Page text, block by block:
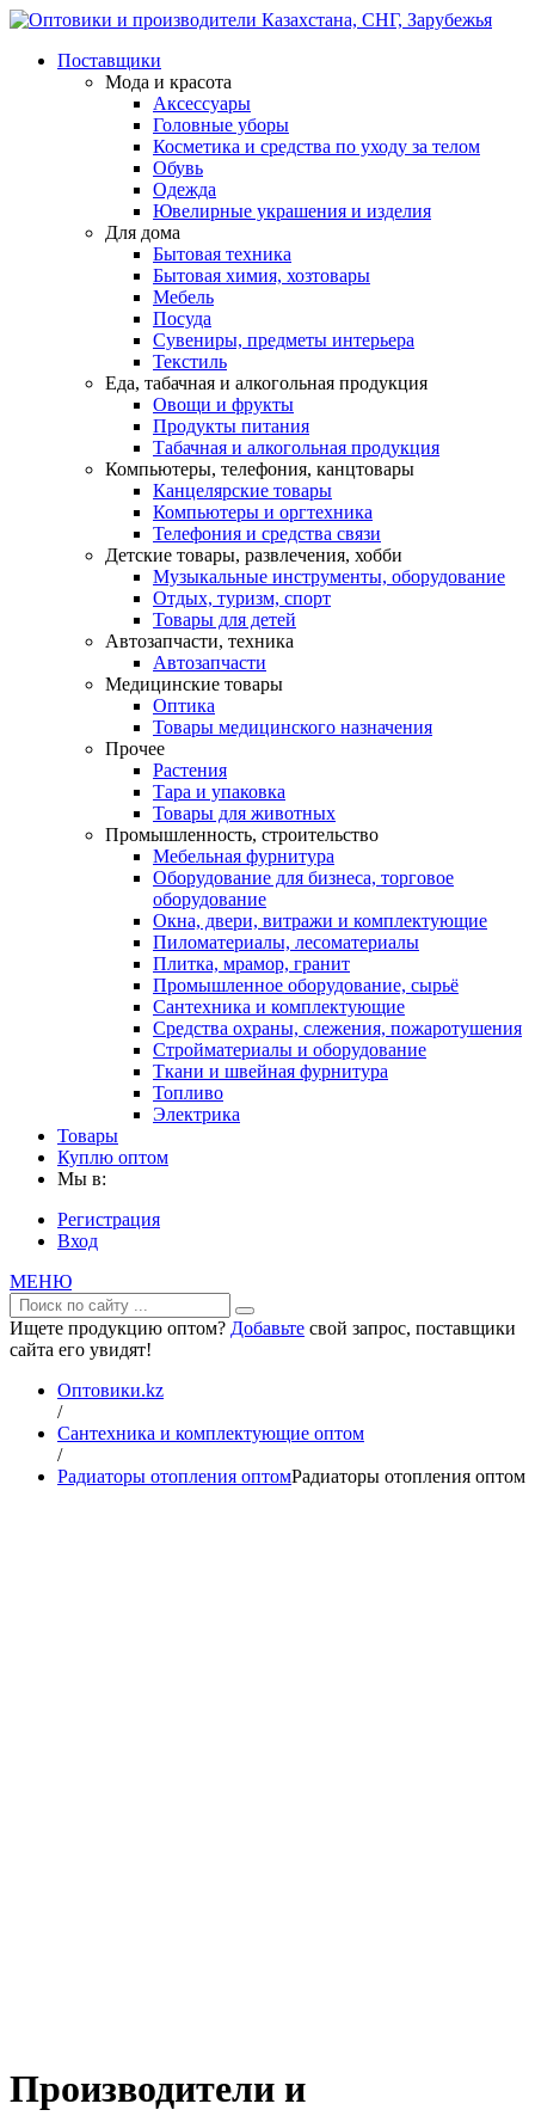
Поставщики
Мода и красота
Аксессуары
Головные уборы
Косметика и средства по уходу за телом
Обувь
Одежда
Ювелирные украшения и изделия
Для дома
Бытовая техника
Бытовая химия, хозтовары
Мебель
Посуда
Сувениры, предметы интерьера
Текстиль
Еда, табачная и алкогольная продукция
Овощи и фрукты
Продукты питания
Табачная и алкогольная продукция
Компьютеры, телефония, канцтовары
Канцелярские товары
Компьютеры и оргтехника
Телефония и средства связи
Детские товары, развлечения, хобби
Музыкальные инструменты, оборудование
Отдых, туризм, спорт
Товары для детей
Автозапчасти, техника
Автозапчасти
Медицинские товары
Оптика
Товары медицинского назначения
Прочее
Растения
Тара и упаковка
Товары для животных
Промышленность, строительство
Мебельная фурнитура
Оборудование для бизнеса, торговое
оборудование
Окна, двери, витражи и комплектующие
Пиломатериалы, лесоматериалы
Плитка, мрамор, гранит
Промышленное оборудование, сырьё
Сантехника и комплектующие
Средства охраны, слежения, пожаротушения
Стройматериалы и оборудование
Ткани и швейная фурнитура
Топливо
Электрика
Товары
Куплю оптом
Мы в:
Регистрация
Вход
МЕНЮ
Ищете продукцию оптом? Добавьте свой запрос, поставщики
сайта его увидят!
Оптовики.kz
/
Сантехника и комплектующие оптом
/
Радиаторы отопления оптомРадиаторы отопления оптом
Производители и